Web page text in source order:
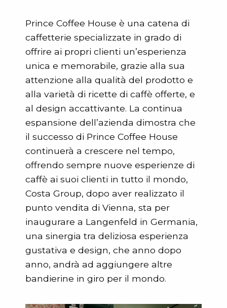
Prince Coffee House è una catena di
caffetterie specializzate in grado di
offrire ai propri clienti un’esperienza
unica e memorabile, grazie alla sua
attenzione alla qualità del prodotto e
alla varietà di ricette di caffè offerte, e
al design accattivante. La continua
espansione dell’azienda dimostra che
il successo di Prince Coffee House
continuerà a crescere nel tempo,
offrendo sempre nuove esperienze di
caffè ai suoi clienti in tutto il mondo,
Costa Group, dopo aver realizzato il
punto vendita di Vienna, sta per
inaugurare a Langenfeld in Germania,
una sinergia tra deliziosa esperienza
gustativa e design, che anno dopo
anno, andrà ad aggiungere altre
bandierine in giro per il mondo.